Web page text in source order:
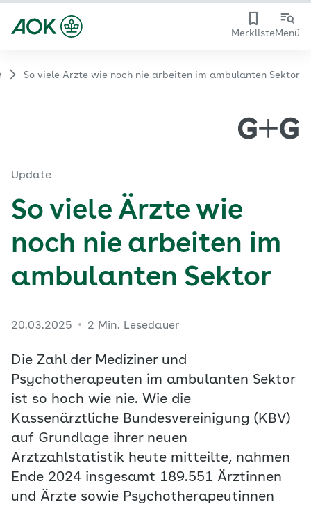
MerklisteMenü
So viele Ärzte wie noch nie arbeiten im ambulanten Sektor
Update
So viele Ärzte wie
noch nie arbeiten im
ambulanten Sektor
20.03.2025 2 Min. Lesedauer
Die Zahl der Mediziner und
Psychotherapeuten im ambulanten Sektor
ist so hoch wie nie. Wie die
Kassenärztliche Bundesvereinigung (KBV)
auf Grundlage ihrer neuen
Arztzahlstatistik heute mitteilte, nahmen
Ende 2024 insgesamt 189.551 Ärztinnen
und Ärzte sowie Psychotherapeutinnen